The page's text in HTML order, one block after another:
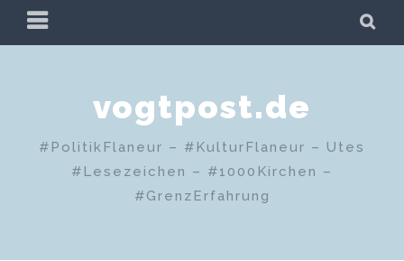
Zum
PRIMÄRES
MENÜ
vogtpost.de
#PolitikFlaneur – #KulturFlaneur – Utes
#Lesezeichen – #1000Kirchen –
#GrenzErfahrung